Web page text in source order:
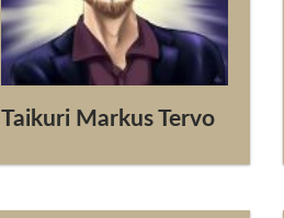
Taikuri Markus Tervo